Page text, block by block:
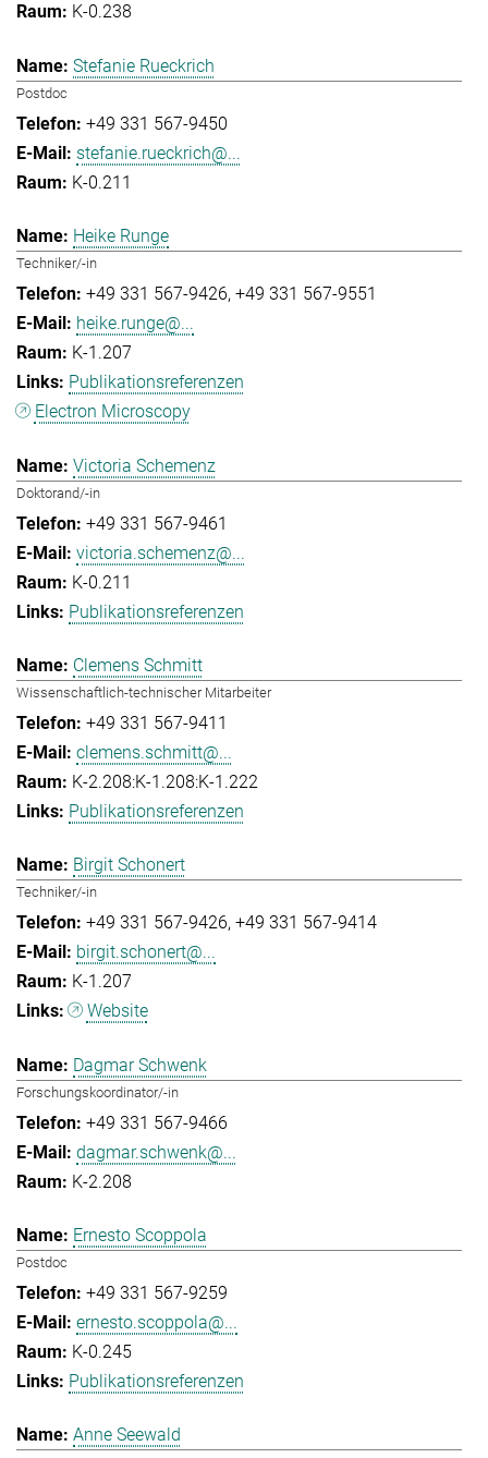
K-0.238
Stefanie Rueckrich
Postdoc
+49 331 567-9450
stefanie.rueckrich@...
K-0.211
Heike Runge
Techniker/-in
+49 331 567-9426 +49 331 567-9551
heike.runge@...
K-1.207
Publikationsreferenzen
Electron Microscopy
Victoria Schemenz
Doktorand/-in
+49 331 567-9461
victoria.schemenz@...
K-0.211
Publikationsreferenzen
Clemens Schmitt
Wissenschaftlich-technischer Mitarbeiter
+49 331 567-9411
clemens.schmitt@...
K-2.208:K-1.208:K-1.222
Publikationsreferenzen
Birgit Schonert
Techniker/-in
+49 331 567-9426 +49 331 567-9414
birgit.schonert@...
K-1.207
Website
Dagmar Schwenk
Forschungskoordinator/-in
+49 331 567-9466
dagmar.schwenk@...
K-2.208
Ernesto Scoppola
Postdoc
+49 331 567-9259
ernesto.scoppola@...
K-0.245
Publikationsreferenzen
Anne Seewald